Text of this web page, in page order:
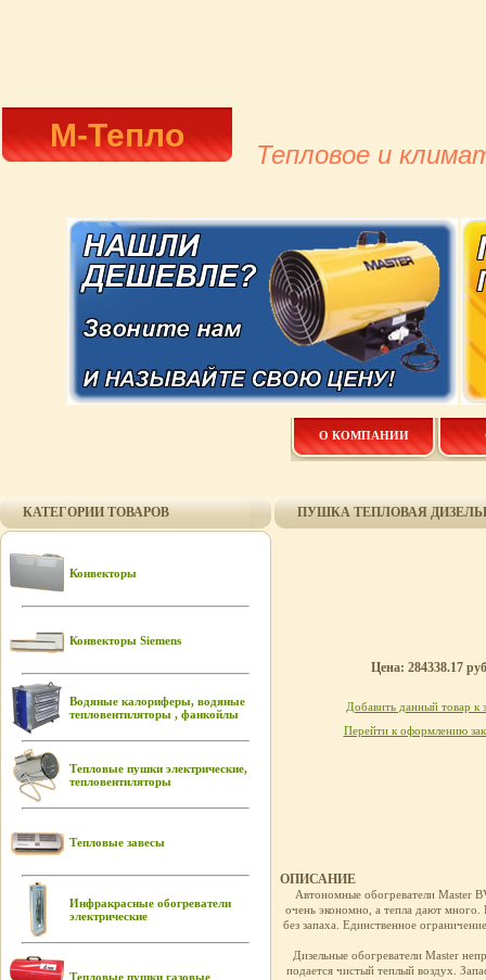
М-Тепло
Тепловое и
О КОМПАНИИ
КАТЕГОРИИ ТОВАРОВ
Конвекторы
Конвекторы Siemens
Водяные калориферы, водяные
тепловентиляторы , фанкойлы
Тепловые пушки электрические,
тепловентиляторы
Тепловые завесы
Инфракрасные обогреватели
электрические
Тепловые пушки газовые
ПУШКА ТЕПЛОВАЯ
Цена: 284338.17
Добавить данный товар к
Перейти к оформлению
ОПИСАНИЕ
Автономные обогреватели Master
очень экономно, а тепла дают
без запаха. Единственное
Дизельные обогреватели Master
подается чистый теплый воздух.